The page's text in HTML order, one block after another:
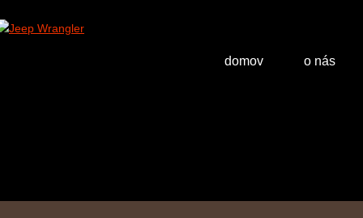
domov o nás